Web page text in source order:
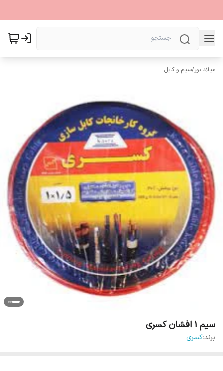
میلاد نور/سیم و کابل
سیم 1 افشان کسری
برند:کسری